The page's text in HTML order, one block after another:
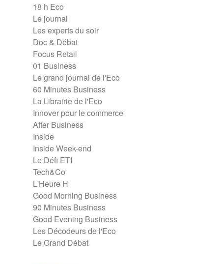
18 h Eco
Le journal
Les experts du soir
Doc & Débat
Focus Retail
01 Business
Le grand journal de l'Eco
60 Minutes Business
La Librairie de l'Eco
Innover pour le commerce
After Business
Inside
Inside Week-end
Le Défi ETI
Tech&Co
L'Heure H
Good Morning Business
90 Minutes Business
Good Evening Business
Les Décodeurs de l'Eco
Le Grand Débat